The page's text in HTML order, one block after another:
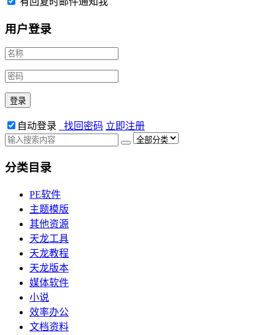
用户登录
自动登录 找回密码 立即注册
分类目录
PE软件
主题模版
其他资源
天龙工具
天龙教程
天龙版本
媒体软件
小说
效率办公
文档资料